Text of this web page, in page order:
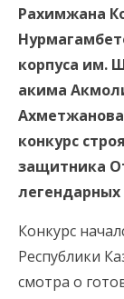
Рахимжана
корпуса им.
акима
Ахметжанова
конкурс
защитника
Конкурс
Республики
смотра о